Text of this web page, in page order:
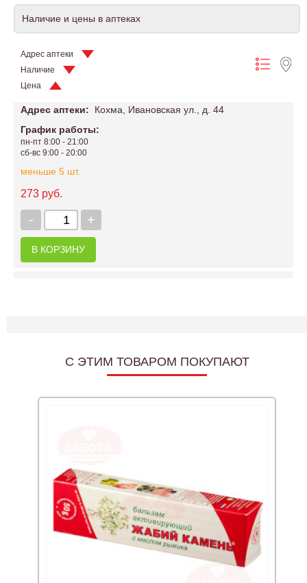
Наличие и цены в аптеках
Адрес аптеки
Наличие
Цена
Адрес аптеки:
Кохма, Ивановская ул., д. 44
График работы:
пн-пт 8:00 - 21:00
сб-вс 9:00 - 20:00
меньше 5 шт.
273 руб.
+
-
В КОРЗИНУ
C ЭТИМ ТОВАРОМ ПОКУПАЮТ